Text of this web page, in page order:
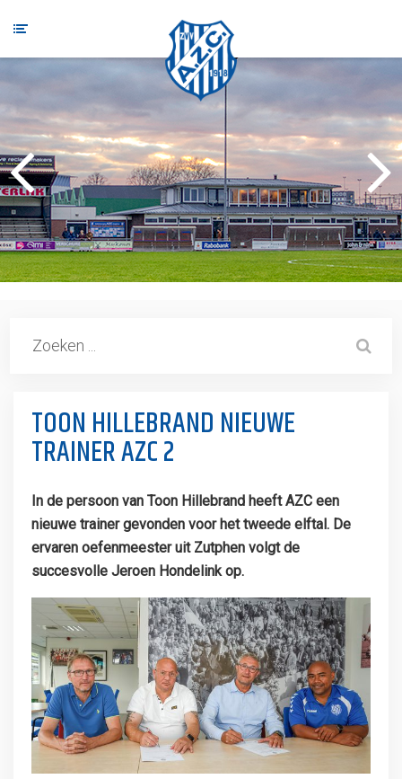
TOON HILLEBRAND NIEUWE
TRAINER AZC 2
In de persoon van Toon Hillebrand heeft AZC een
nieuwe trainer gevonden voor het tweede elftal. De
ervaren oefenmeester uit Zutphen volgt de
succesvolle Jeroen Hondelink op.